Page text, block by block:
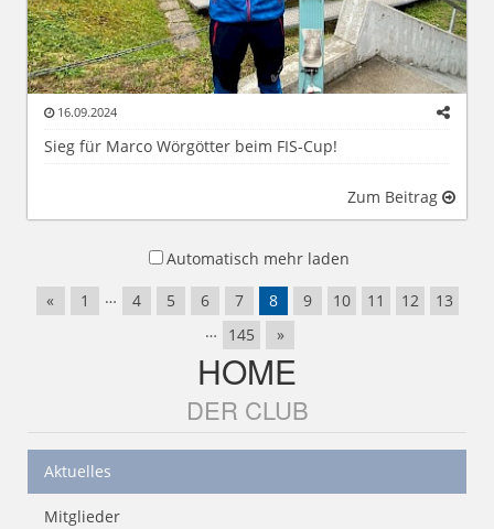
16.09.2024
Sieg für Marco Wörgötter beim FIS-Cup!
Zum Beitrag
Automatisch mehr laden
«
1 … 4 5 6 7 8 9 10 11 12
13
…
145 »
HOME
DER CLUB
Aktuelles
Mitglieder